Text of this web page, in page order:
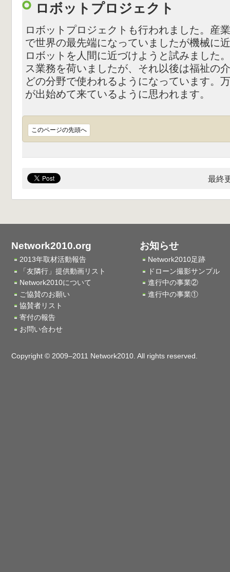
ロボットプロジェクト
ロボットプロジェクトも行われました。産
で世界の最先端になっていましたが機械に
ロボットを人間に近づけようと試みました
ス業務を荷いましたが、それ以後は福祉の
どの分野で使われるようになっています。
が出始めて来ているように思われます。
このページの先頭へ
最終
Network2010.org
2013年取材活動報告
「友隣行」提供動画リスト
Network2010について
ご協賛のお願い
協賛者リスト
寄付の報告
お問い合わせ
お知らせ
Network2010足跡
ドローン撮影サンプル
進行中の事業②
進行中の事業①
Copyright © 2009–2011 Network2010. All rights reserved.